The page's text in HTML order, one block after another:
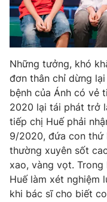
Những tưởng, khó
đơn thân chỉ dừng
bệnh của Ánh có vẻ
2020 lại tái phát trở
tiếp chị Huế phải
9/2020, đứa con thứ
thường xuyên sốt
xao, vàng vọt.
Huế làm xét nghiệm
khi bác sĩ cho biết